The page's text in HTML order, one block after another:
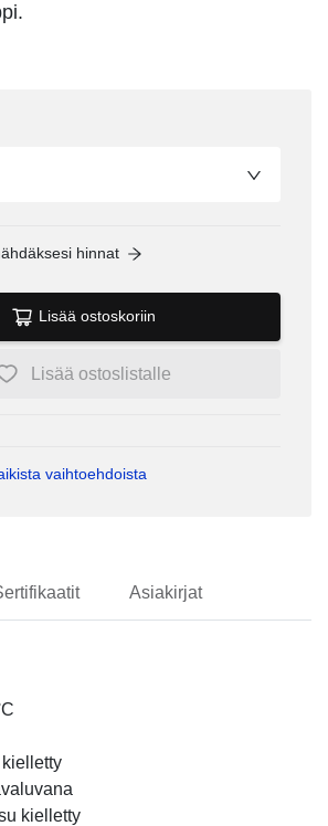
hinnat
Lisää ostoskoriin
Lisää ostoslistalle
vaihtoehdoista
Asiakirjat
kielletty